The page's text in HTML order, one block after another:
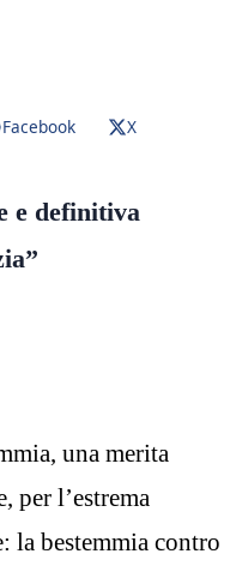
Facebook
X
e definitiva
una merita
per l’estrema
la bestemmia contro